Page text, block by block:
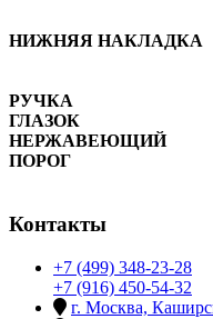
НИЖНЯЯ НАКЛАДКА
РУЧКА
ГЛАЗОК
НЕРЖАВЕЮЩИЙ
ПОРОГ
Контакты
+7 (499) 348-23-28
+7 (916) 450-54-32
г. Москва,